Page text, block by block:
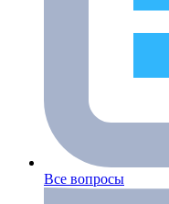
Все вопросы